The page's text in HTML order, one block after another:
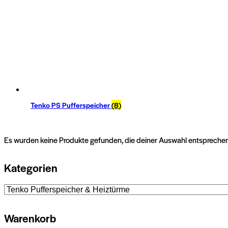
Tenko PS Pufferspeicher(8)
Es wurden keine Produkte gefunden, die deiner Auswahl
Kategorien
Warenkorb